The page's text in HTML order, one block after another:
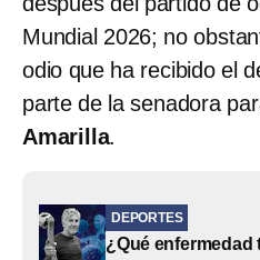
Mundial 2026; no
odio que ha recibido el
parte de la senadora
Amarilla.
DEPORTES
¿Qué enfermedad